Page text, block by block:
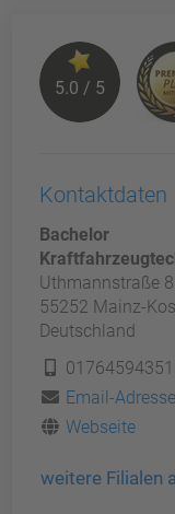
5.0 / 5
Kontaktdaten
Uthmannstraße 8
55252 Mainz-
Deutschland
Email-Adresse
Webseite
weitere Filialen